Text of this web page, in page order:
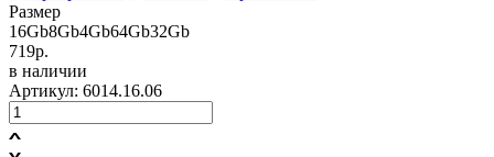
Размер
16Gb8Gb4Gb64Gb32Gb
719р.
в наличии
Артикул: 6014.16.06